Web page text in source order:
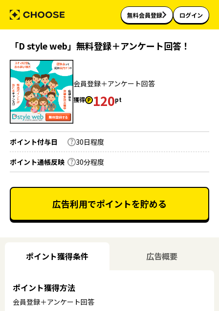
無料会員登録 ログイン
「D style web」無料登録＋アンケート回答！
会員登録＋アンケート回答
獲得 120pt
ポイント付与日 30日程度
ポイント通帳反映 30分程度
広告利用でポイントを貯める
ポイント獲得条件 広告概要
ポイント獲得方法
会員登録＋アンケート回答